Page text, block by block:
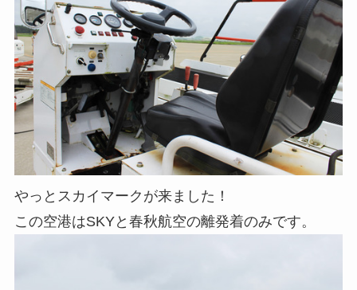
やっとスカイマークが来ました！
この空港はSKYと春秋航空の離発着のみです。